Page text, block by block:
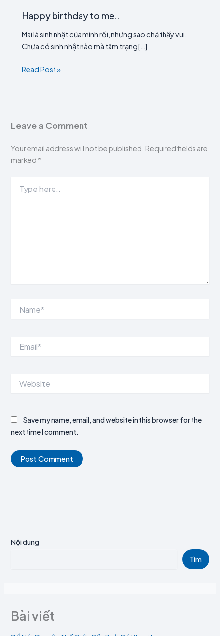
Happy birthday to me..
Mai là sinh nhật của mình rồi, nhưng sao chả thấy vui.
Chưa có sinh nhật nào mà tâm trạng […]
Read Post »
Leave a Comment
Your email address will not be published. Required fields are
marked *
here..
Save my name, email, and website in this browser for the
next time I comment.
Nội dung
Tìm
Bài viết